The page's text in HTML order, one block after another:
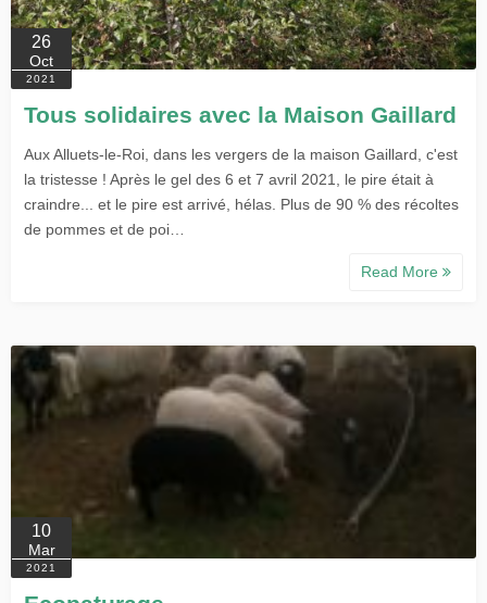
26
Oct
2021
Tous solidaires avec la Maison Gaillard
Aux Alluets-le-Roi, dans les vergers de la maison Gaillard, c'est
la tristesse ! Après le gel des 6 et 7 avril 2021, le pire était à
craindre... et le pire est arrivé, hélas. Plus de 90 % des récoltes
de pommes et de poi…
Read More
10
Mar
2021